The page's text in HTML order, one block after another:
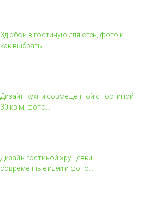
3д обои в гостиную для стен, фото и
как выбрать...
Дизайн кухни совмещенной с гостиной
30 кв м, фото...
Дизайн гостиной хрущевки,
современные идеи и фото...